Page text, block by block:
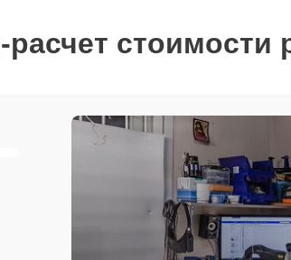
расчет стоимости